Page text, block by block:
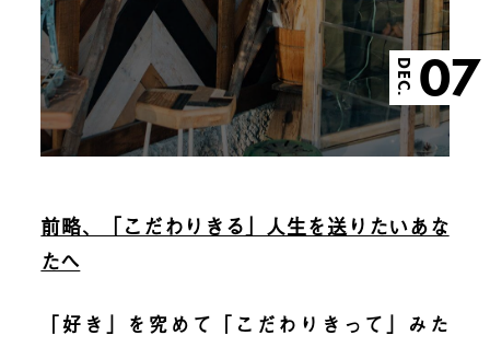
DEC. 07
前略、「こだわりきる」人生を送りたいあな
たへ
「好き」を究めて「こだわりきって」みた